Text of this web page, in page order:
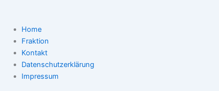
springenHome
Fraktion
Kontakt
Datenschutzerklärung
Impressum